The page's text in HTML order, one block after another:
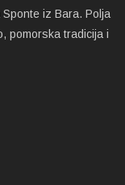
iz Bara. Polja
pomorska tradicija i